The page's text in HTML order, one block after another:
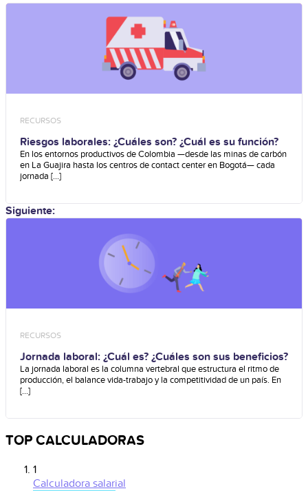
RECURSOS
Riesgos laborales: ¿Cuáles son? ¿Cuál es su función?
En los entornos productivos de Colombia —desde las minas de carbón
en La Guajira hasta los centros de contact center en Bogotá— cada
jornada [...]
Siguiente:
RECURSOS
Jornada laboral: ¿Cuál es? ¿Cuáles son sus beneficios?
La jornada laboral es la columna vertebral que estructura el ritmo de
producción, el balance vida-trabajo y la competitividad de un país. En
[...]
TOP CALCULADORAS
1
Calculadora salarial